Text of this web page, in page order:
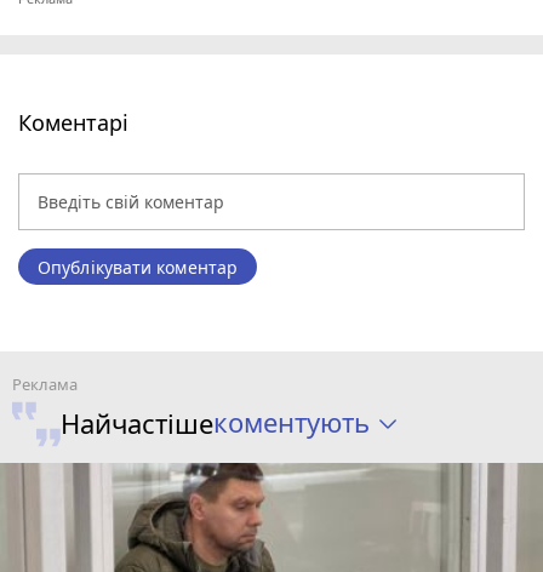
Коментарі
Опублікувати коментар
Найчастішекоментують